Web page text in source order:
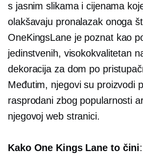
s jasnim slikama i cijenama
olakšavaju pronalazak onoga
OneKingsLane je poznat kao
jedinstvenih, visokokvalitetan
dekoracija za dom po
Međutim, njegovi su proizvodi
rasprodani zbog popularnosti
njegovoj web stranici.
Kako One Kings Lane to čini: